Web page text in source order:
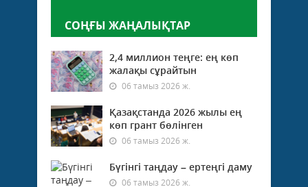
СОҢҒЫ ЖАҢАЛЫҚТАР
2,4 миллион теңге: ең көп
жалақы сұрайтын
06 тамыз 2026 ж.
Қазақстанда 2026 жылы ең
көп грант бөлінген
06 тамыз 2026 ж.
Бүгінгі таңдау – ертеңгі даму
06 тамыз 2026 ж.